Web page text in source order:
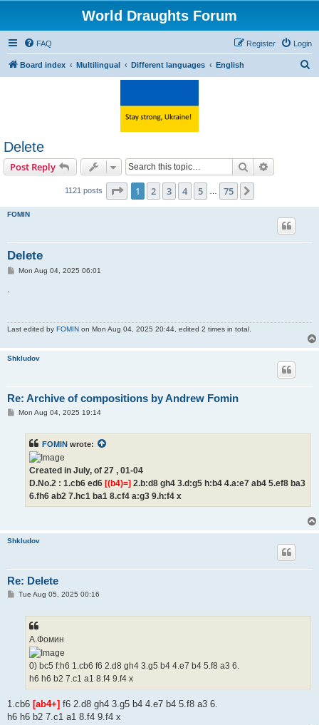
World Draughts Forum
FAQ Login
Register
Board index Multilingual Different languages English
Delete
Post Reply Search
1121 posts Page 1of 75
1 2 3 4 5 75
FOMIN
Delete
PMon Aug 04, 2025 06:01
.
Last edited by FOMIN on Mon Aug 04, 2025 20:44, edited 2 times in total.
Shkludov
Re: Archive of compositions by Andrew Fomin
PMon Aug 04, 2025 19:14
FOMIN wrote:
Created in July, of 27 , 01-04
D.No.2 : 1.cb6 ed6 [(b4)=] 2.b:d8 gh4 3.d:g5 h:b4 4.a:e7 ab4 5.ef8 ba3
6.fh6 ab2 7.hc1 ba1 8.cf4 a:g3 9.h:f4 x
Shkludov
Re: Delete
PTue Aug 05, 2025 00:16
A.Фомин
0) bc5 f:h6 1.cb6 f6 2.d8 gh4 3.g5 b4 4.e7 b4 5.f8 a3 6.
h6 h6 b2 7.c1 a1 8.f4 9.f4 x
1.cb6 [аb4+] f6 2.d8 gh4 3.g5 b4 4.e7 b4 5.f8 a3 6.
h6 h6 b2 7.c1 a1 8.f4 9.f4 x